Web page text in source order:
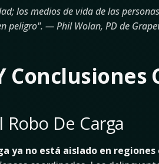
los medios de vida de las
peligro". — Phil Wolan, PD de
Conclusiones
Robo De Carga
ya no está aislado en regiones